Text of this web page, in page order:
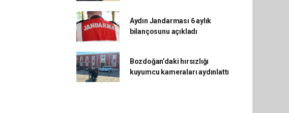
Aydın Jandarması 6 aylık
bilançosunu açıkladı
Bozdoğan’daki hırsızlığı
kuyumcu kameraları aydınlattı